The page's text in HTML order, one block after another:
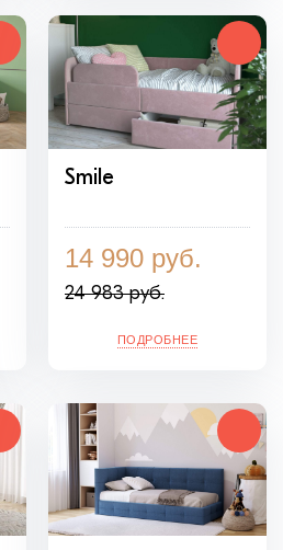
Smile
14 990 руб.
24 983 руб.
ПОДРОБНЕЕ